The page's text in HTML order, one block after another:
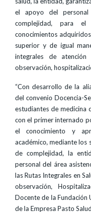
el apoyo del
complejidad, para
conocimientos
superior y de igual
integrales de
observación,
“Con desarrollo de la
del convenio Docencia-
estudiantes de medicina
con el primer internado
el conocimiento y
académico, mediante los
de complejidad, la
personal del área
las Rutas Integrales en
observación,
Docente de la
de la Empresa Pasto